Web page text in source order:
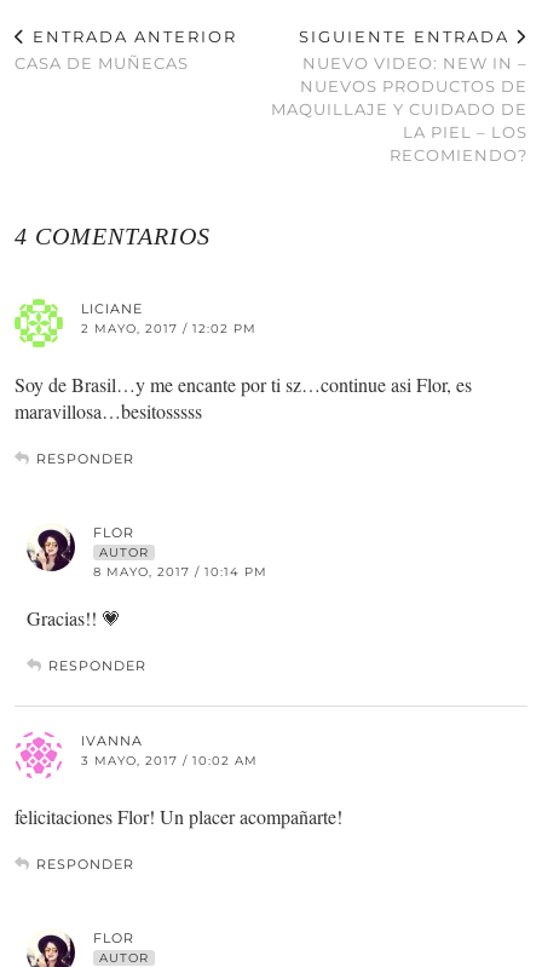
ENTRADA ANTERIOR
CASA DE MUÑECAS
SIGUIENTE ENTRADA
NUEVO VIDEO: NEW IN –
NUEVOS PRODUCTOS DE
MAQUILLAJE Y CUIDADO DE
LA PIEL – LOS
RECOMIENDO?
4 COMENTARIOS
LICIANE
2 MAYO, 2017 / 12:02 PM
Soy de Brasil…y me encante por ti sz…continue asi Flor, es
maravillosa…besitosssss
RESPONDER
FLOR
AUTOR
8 MAYO, 2017 / 10:14 PM
Gracias!! 💗
RESPONDER
IVANNA
3 MAYO, 2017 / 10:02 AM
felicitaciones Flor! Un placer acompañarte!
RESPONDER
FLOR
AUTOR